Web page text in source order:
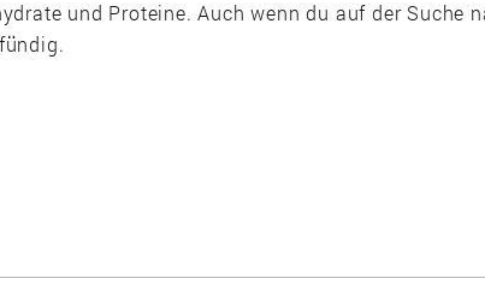
und Proteine. Auch wenn du auf der Suche